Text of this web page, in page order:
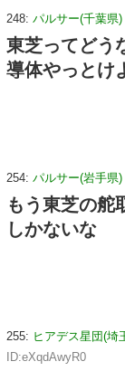
248: パルサー(千葉県)
東芝ってどう
導体やっとけ
254: パルサー(岩手県)
もう東芝の舵
しかないな
255: ヒアデス星団(埼
ID:eXqdAwyR0